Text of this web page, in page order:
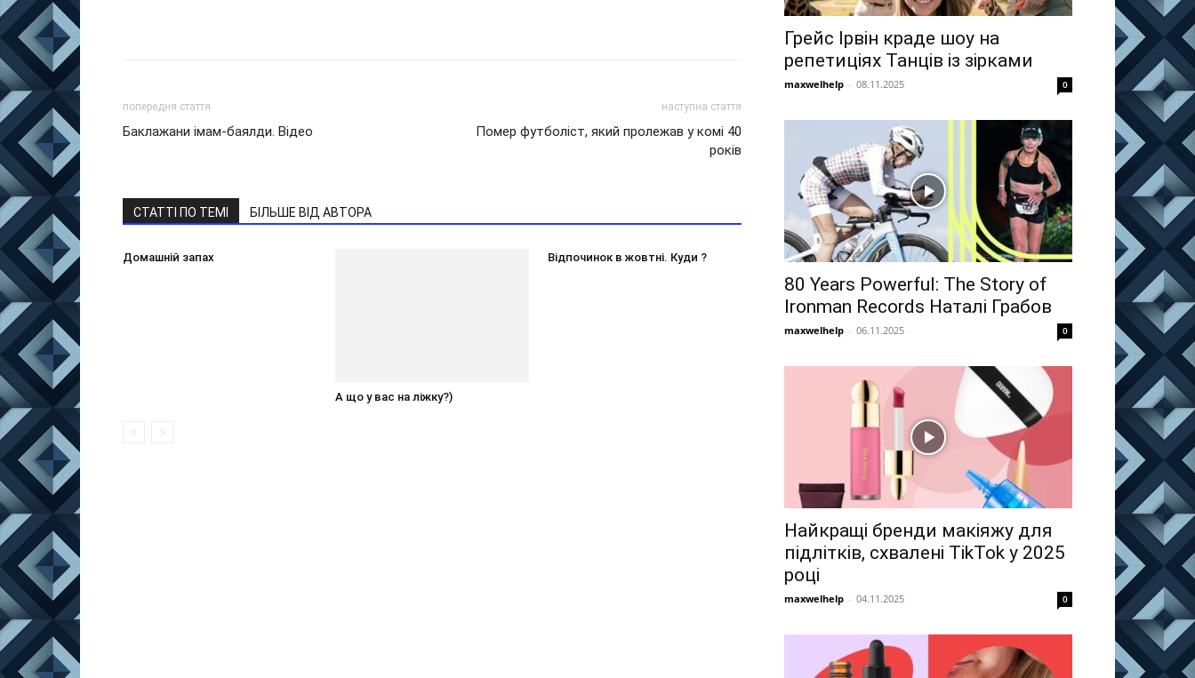
попередня стаття
Баклажани імам-баялди. Відео
наступна стаття
Помер футболіст, який пролежав у комі 40
років
СТАТТІ ПО ТЕМІ БІЛЬШЕ ВІД АВТОРА
Домашній запах
А що у вас на ліжку?)
Відпочинок в жовтні. Куди ?
Грейс Ірвін краде шоу на
репетиціях Танців із зірками
maxwelhelp - 08.11.2025 0
80 Years Powerful: The Story of
Ironman Records Наталі Грабов
maxwelhelp - 06.11.2025 0
Найкращі бренди макіяжу для
підлітків, схвалені TikTok у 2025
році
maxwelhelp - 04.11.2025 0